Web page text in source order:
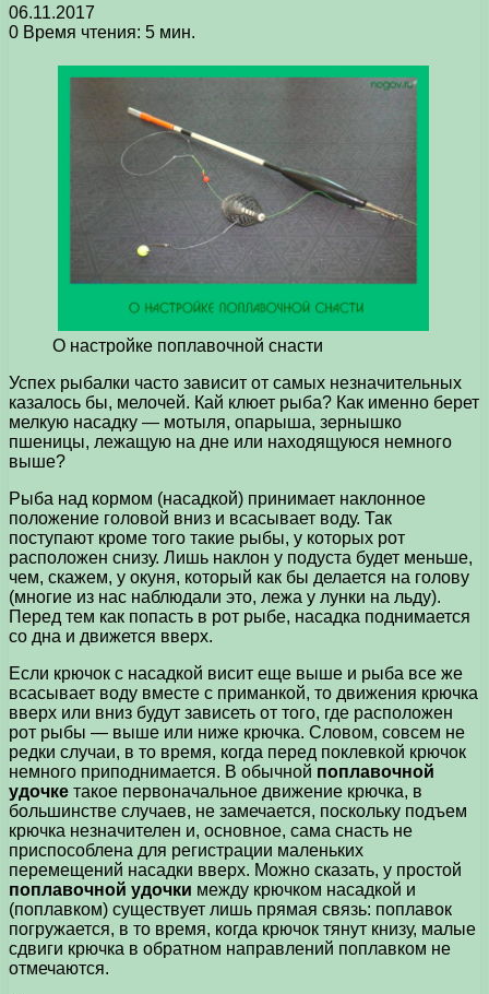
06.11.2017
0 Время чтения: 5 мин.
О настройке поплавочной снасти
Успех рыбалки часто зависит от самых незначительных
казалось бы, мелочей. Кай клюет рыба? Как именно берет
мелкую насадку — мотыля, опарыша, зернышко
пшеницы, лежащую на дне или находящуюся немного
выше?
Рыба над кормом (насадкой) принимает наклонное
положение головой вниз и всасывает воду. Так
поступают кроме того такие рыбы, у которых рот
расположен снизу. Лишь наклон у подуста будет меньше,
чем, скажем, у окуня, который как бы делается на голову
(многие из нас наблюдали это, лежа у лунки на льду).
Перед тем как попасть в рот рыбе, насадка поднимается
со дна и движется вверх.
Если крючок с насадкой висит еще выше и рыба все же
всасывает воду вместе с приманкой, то движения крючка
вверх или вниз будут зависеть от того, где расположен
рот рыбы — выше или ниже крючка. Словом, совсем не
редки случаи, в то время, когда перед поклевкой крючок
немного приподнимается. В обычной поплавочной
удочке такое первоначальное движение крючка, в
большинстве случаев, не замечается, поскольку подъем
крючка незначителен и, основное, сама снасть не
приспособлена для регистрации маленьких
перемещений насадки вверх. Можно сказать, у простой
поплавочной удочки между крючком насадкой и
(поплавком) существует лишь прямая связь: поплавок
погружается, в то время, когда крючок тянут книзу, малые
сдвиги крючка в обратном направлений поплавком не
отмечаются.